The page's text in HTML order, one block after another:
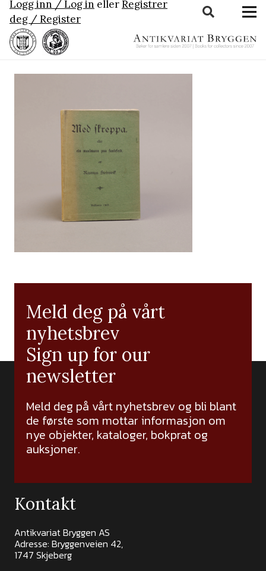
Logg inn / Log in ellerRegistrer
deg / Register
Meld deg på vårt
nyhetsbrev
Sign up for our
newsletter
Meld deg på vårt nyhetsbrev og bli blant
de første som mottar informasjon om
nye objekter, kataloger, bokprat og
auksjoner.
Kontakt
Antikvariat Bryggen AS
Adresse: Bryggenveien 42,
1747 Skjeberg